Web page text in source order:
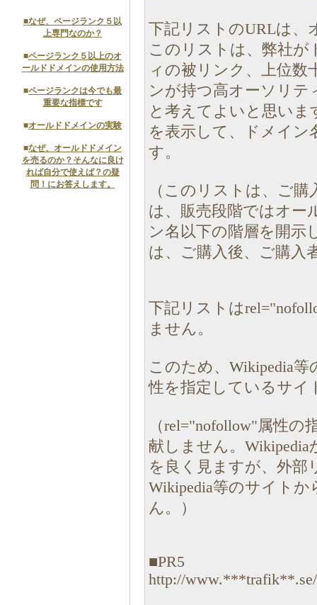
■なぜ、ページランク５以
上専門なのか？
■ページランク５以上のオ
ールドドメインの使用方法
■ページランクは今でも最
重要な指標です
■オールドドメインの実験
■なぜ、オールドドメイン
を売るのか？そんなに良け
れば自分で使えば？の疑
問！にお答えします。
下記リストのURLは、
このリストは、弊社が
ィの被リンク、上位
ンが持つ高オーソリテ
と考えてよいと思い
を表示して、ドメイン
す。
（このリストは、ご
は、販売段階ではオー
ン名以下の階層を開示
は、ご購入後、ご購入
下記リストは
ません。
このため、Wikipedia
性を指定しているサイ
（rel="nofollow"属性
献しません。
を良く見ますが、外部
Wikipedia等のサイト
ん。）
■PR5
http://